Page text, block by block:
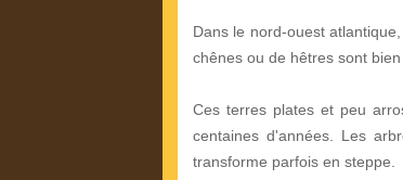
Dans le nord-ouest
chênes ou de hêtres sont
Ces terres plates et peu
centaines d'années. Les
transforme parfois en steppe.